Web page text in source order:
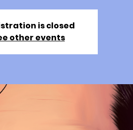
is closed
other events